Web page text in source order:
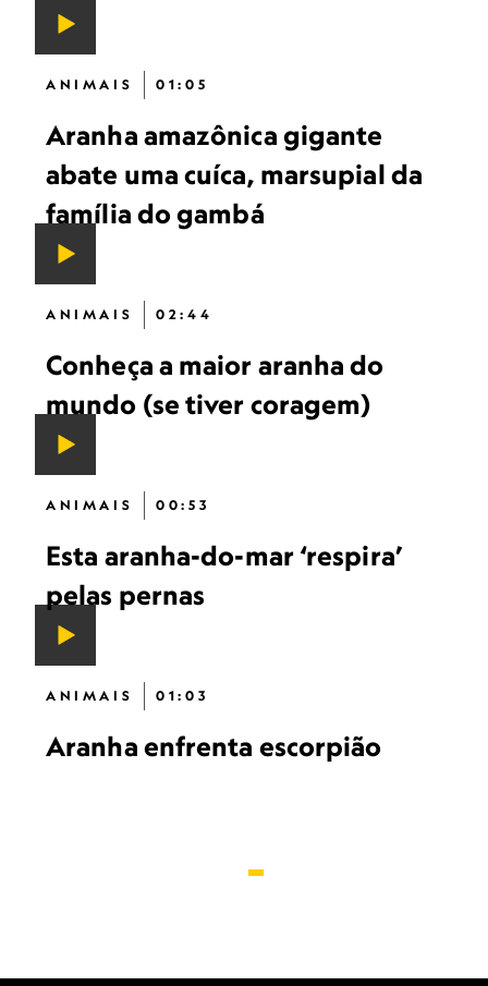
ANIMAIS 01:05
Aranha amazônica gigante
abate uma cuíca, marsupial da
família do gambá
ANIMAIS 02:44
Conheça a maior aranha do
mundo (se tiver coragem)
ANIMAIS 00:53
Esta aranha-do-mar ‘respira’
pelas pernas
ANIMAIS 01:03
Aranha enfrenta escorpião